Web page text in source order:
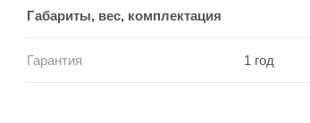
Габариты, вес, комплектация
Гарантия 1 год